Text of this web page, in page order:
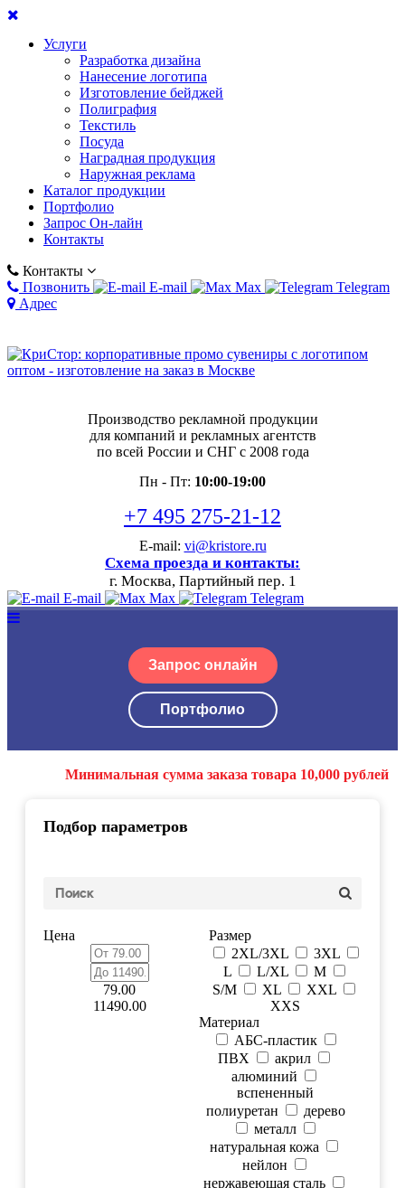
Услуги
Разработка дизайна
Нанесение логотипа
Изготовление бейджей
Полиграфия
Текстиль
Посуда
Наградная продукция
Наружная реклама
Каталог продукции
Портфолио
Запрос Он-лайн
Контакты
Контакты
Позвонить
E-mail Max
Telegram
Адрес
Производство рекламной продукции
для компаний и рекламных агентств
по всей России и СНГ с 2008 года
Пн - Пт: 10:00-19:00
+7 495 275-21-12
E-mail: vi@kristore.ru
Схема проезда и контакты:
г. Москва, Партийный пер. 1
E-mail Max Telegram
Запрос онлайн
Портфолио
Минимальная сумма заказа товара 10,000 рублей
Подбор параметров
Цена
79.00
11490.00
Размер
2XL/3XL
3XL
L
L/XL
M
S/M
XL
XXL
XXS
Материал
АБС-пластик
ПВХ
акрил
алюминий
вспененный
полиуретан
дерево
металл
натуральная кожа
нейлон
нержавеющая сталь